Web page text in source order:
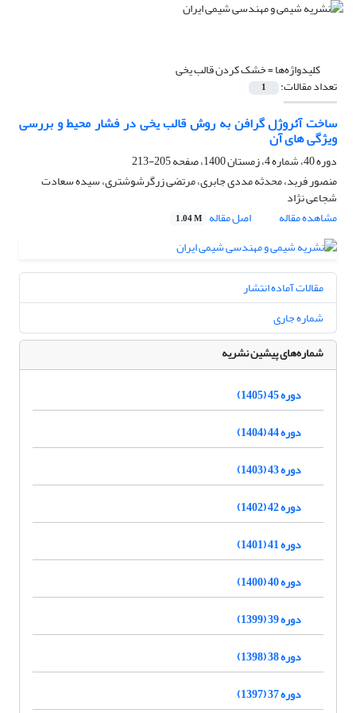
کلیدواژه‌ها =خشک کردن قالب یخی
تعداد مقالات: 1
ساخت آئروژل گرافن به روش قالب یخی در فشار محیط و بررسی
ویژگی های آن
دوره 40، شماره 4، زمستان 1400، صفحه
205-213
منصور فربد، محدثه مددی جابری، مرتضی زرگرشوشتری، سیده سعادت
شجاعی نژاد
مشاهده مقاله
اصل مقاله 1.04 M
مقالات آماده انتشار
شماره جاری
شماره‌های پیشین نشریه
دوره 45 (1405)
دوره 44 (1404)
دوره 43 (1403)
دوره 42 (1402)
دوره 41 (1401)
دوره 40 (1400)
دوره 39 (1399)
دوره 38 (1398)
دوره 37 (1397)